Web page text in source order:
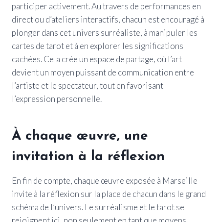
participer activement. Au travers de performances en
direct ou d’ateliers interactifs, chacun est encouragé à
plonger dans cet univers surréaliste, à manipuler les
cartes de tarot et à en explorer les significations
cachées. Cela crée un espace de partage, où l’art
devient un moyen puissant de communication entre
l’artiste et le spectateur, tout en favorisant
l’expression personnelle.
À chaque œuvre, une
invitation à la réflexion
En fin de compte, chaque œuvre exposée à Marseille
invite à la réflexion sur la place de chacun dans le grand
schéma de l’univers. Le surréalisme et le tarot se